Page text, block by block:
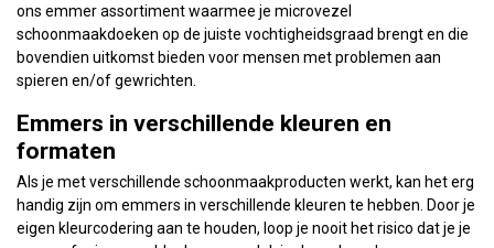
ons emmer assortiment waarmee je microvezel
schoonmaakdoeken op de juiste vochtigheidsgraad brengt en die
bovendien uitkomst bieden voor mensen met problemen aan
spieren en/of gewrichten.
Emmers in verschillende kleuren en
formaten
Als je met verschillende schoonmaakproducten werkt, kan het erg
handig zijn om emmers in verschillende kleuren te hebben. Door je
eigen kleurcodering aan te houden, loop je nooit het risico dat je je